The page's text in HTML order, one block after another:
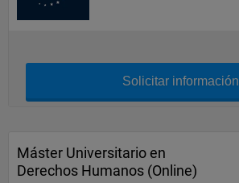
Solicitar información
Máster Universitario en
Derechos Humanos (Online)